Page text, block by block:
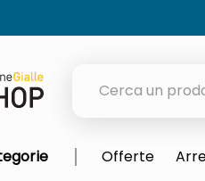
Offerte